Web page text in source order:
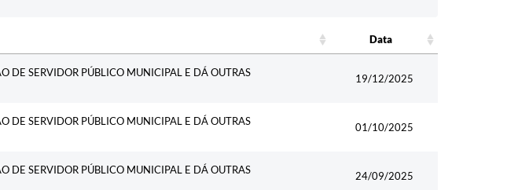
Data
DE SERVIDOR PÚBLICO MUNICIPAL E DÁ OUTRAS
19/12/2025
DE SERVIDOR PÚBLICO MUNICIPAL E DÁ OUTRAS
01/10/2025
DE SERVIDOR PÚBLICO MUNICIPAL E DÁ OUTRAS
24/09/2025